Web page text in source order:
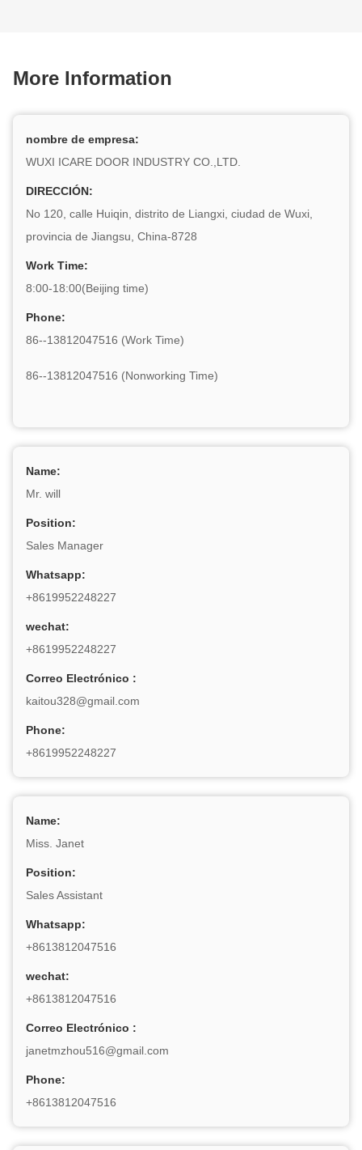
More Information
nombre de empresa:
WUXI ICARE DOOR INDUSTRY CO.,LTD.
DIRECCIÓN:
No 120, calle Huiqin, distrito de Liangxi, ciudad de Wuxi,
provincia de Jiangsu, China-8728
Work Time:
8:00-18:00(Beijing time)
Phone:
86--13812047516 (Work Time)
86--13812047516 (Nonworking Time)
Name:
Mr. will
Position:
Sales Manager
Whatsapp:
+8619952248227
wechat:
+8619952248227
Correo Electrónico :
kaitou328@gmail.com
Phone:
+8619952248227
Name:
Miss. Janet
Position:
Sales Assistant
Whatsapp:
+8613812047516
wechat:
+8613812047516
Correo Electrónico :
janetmzhou516@gmail.com
Phone:
+8613812047516